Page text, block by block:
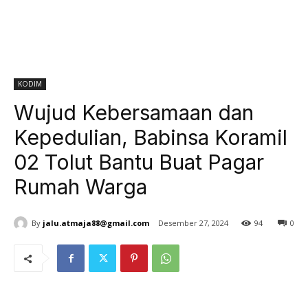
KODIM
Wujud Kebersamaan dan
Kepedulian, Babinsa Koramil
02 Tolut Bantu Buat Pagar
Rumah Warga
By jalu.atmaja88@gmail.com Desember 27, 2024 0
94